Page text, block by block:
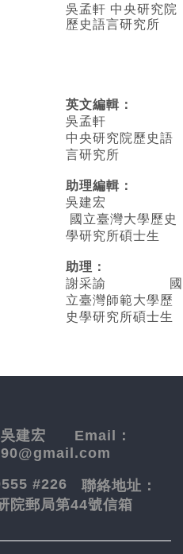
吳孟軒 中央研究院
歷史語言研究所
英文編輯 ：
吳孟軒
中央研究院歷史語
言研究所
助理編輯：
吳建宏
國立臺灣大學歷史
學研究所碩士生
助理：
謝采諭
國
立臺灣師範大學歷
史學研究所碩士生
吳建宏 Email：
#226 聯絡地址：
院郵局第44號信箱